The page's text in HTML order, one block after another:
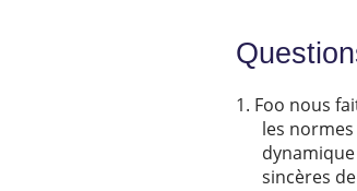
Foo nous
les
sincères